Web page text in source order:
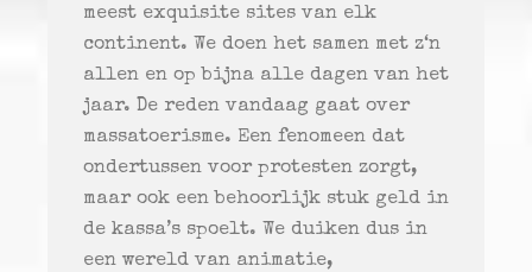
meest exquisite sites van elk
continent. We doen het samen met z‘n
allen en op bijna alle dagen van het
jaar. De reden vandaag gaat over
massatoerisme. Een fenomeen dat
ondertussen voor protesten zorgt,
maar ook een behoorlijk stuk geld in
de kassa’s spoelt. We duiken dus in
een wereld van animatie,